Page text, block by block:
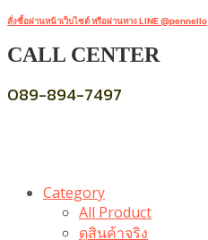
สั่งซื้อผ่านหน้าเว็บไซต์ หรือผ่านทาง LINE @pennello
CALL CENTER
089-894-7497
Category
All Product
ดูสินค้าจริง